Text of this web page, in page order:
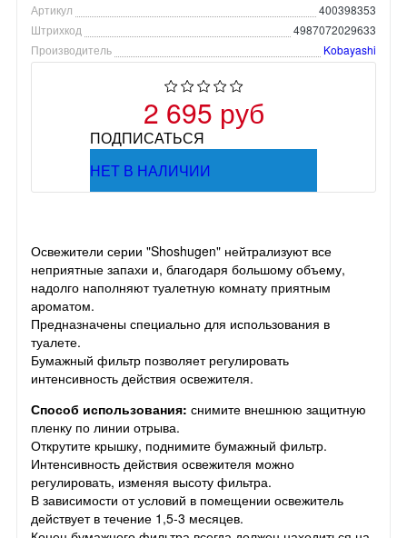
Артикул
400398353
Штрихкод
4987072029633
Производитель
Kobayashi
2 695 руб
ПОДПИСАТЬСЯ
НЕТ В НАЛИЧИИ
Освежители серии "Shoshugen" нейтрализуют все
неприятные запахи и, благодаря большому объему,
надолго наполняют туалетную комнату приятным
ароматом.
Предназначены специально для использования в
туалете.
Бумажный фильтр позволяет регулировать
интенсивность действия освежителя.
Способ использования: снимите внешнюю защитную
пленку по линии отрыва.
Открутите крышку, поднимите бумажный фильтр.
Интенсивность действия освежителя можно
регулировать, изменяя высоту фильтра.
В зависимости от условий в помещении освежитель
действует в течение 1,5-3 месяцев.